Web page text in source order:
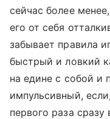
сейчас более
его от себя
забывает правила
быстрый и ловкий
на едине с собой и
импульсивный,
первого раза